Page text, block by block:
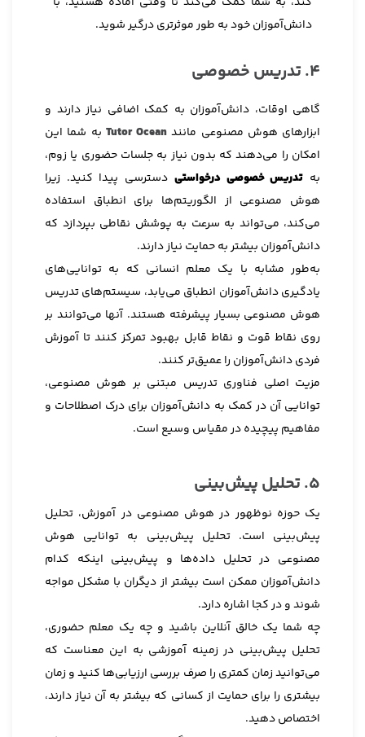
دانش‌آموزان خود به طور موثرتری درگیر شوید.
4. تدریس خصوصی
گاهی اوقات، دانش‌آموزان به کمک اضافی نیاز دارند و
ابزارهای هوش مصنوعی مانند Tutor Ocean به شما این
امکان را می‌دهند که بدون نیاز به جلسات حضوری یا زوم،
به تدریس خصوصی درخواستی دسترسی پیدا کنید. زیرا
هوش مصنوعی از الگوریتم‌ها برای انطباق استفاده
می‌کند، می‌تواند به سرعت به پوشش نقاطی بپردازد که
دانش‌آموزان بیشتر به حمایت نیاز دارند.
به‌طور مشابه با یک معلم انسانی که به توانایی‌های
یادگیری دانش‌آموزان انطباق می‌یابد، سیستم‌های تدریس
هوش مصنوعی بسیار پیشرفته هستند. آنها می‌توانند بر
روی نقاط قوت و نقاط قابل بهبود تمرکز کنند تا آموزش
فردی دانش‌آموزان را عمیق‌تر کنند.
مزیت اصلی فناوری تدریس مبتنی بر هوش مصنوعی،
توانایی آن در کمک به دانش‌آموزان برای درک اصطلاحات و
مفاهیم پیچیده در مقیاس وسیع است.
5. تحلیل پیش‌بینی
یک حوزه نوظهور در هوش مصنوعی در آموزش، تحلیل
پیش‌بینی است. تحلیل پیش‌بینی به توانایی هوش
مصنوعی در تحلیل داده‌ها و پیش‌بینی اینکه کدام
دانش‌آموزان ممکن است بیشتر از دیگران با مشکل مواجه
شوند و در کجا اشاره دارد.
چه شما یک خالق آنلاین باشید و چه یک معلم حضوری،
تحلیل پیش‌بینی در زمینه آموزشی به این معناست که
می‌توانید زمان کمتری را صرف بررسی ارزیابی‌ها کنید و زمان
بیشتری را برای حمایت از کسانی که بیشتر به آن نیاز دارند،
اختصاص دهید.